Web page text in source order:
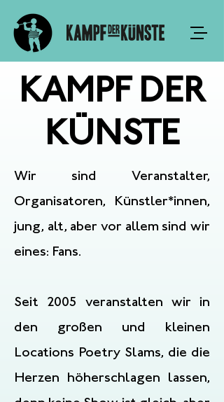
KAMPF DER
KÜNSTE
Wir sind Veranstalter,
Organisatoren, Künstler*innen,
jung, alt, aber vor allem sind wir
eines: Fans.
Seit 2005 veranstalten wir in
den großen und kleinen
Locations Poetry Slams, die die
Herzen höherschlagen lassen,